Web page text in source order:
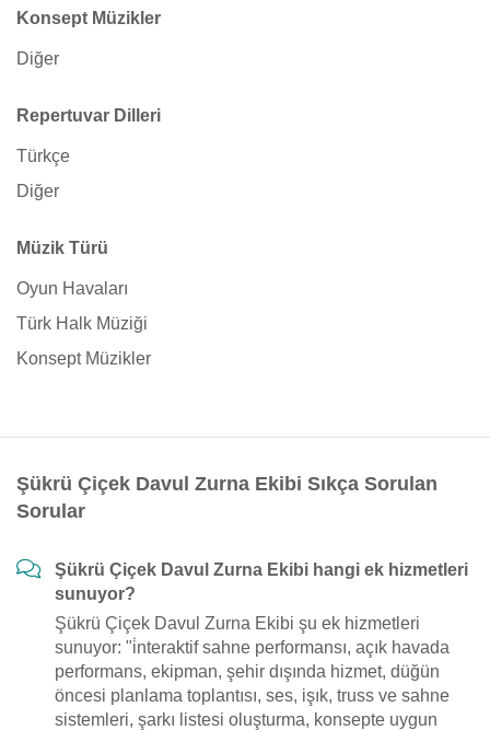
Konsept Müzikler
Diğer
Repertuvar Dilleri
Türkçe
Diğer
Müzik Türü
Oyun Havaları
Türk Halk Müziği
Konsept Müzikler
Şükrü Çiçek Davul Zurna Ekibi Sıkça Sorulan
Sorular
Şükrü Çiçek Davul Zurna Ekibi hangi ek hizmetleri
sunuyor?
Şükrü Çiçek Davul Zurna Ekibi şu ek hizmetleri
sunuyor: "i̇nteraktif sahne performansı, açık havada
performans, ekipman, şehir dışında hizmet, düğün
öncesi planlama toplantısı, ses, işık, truss ve sahne
sistemleri, şarkı listesi oluşturma, konsepte uygun